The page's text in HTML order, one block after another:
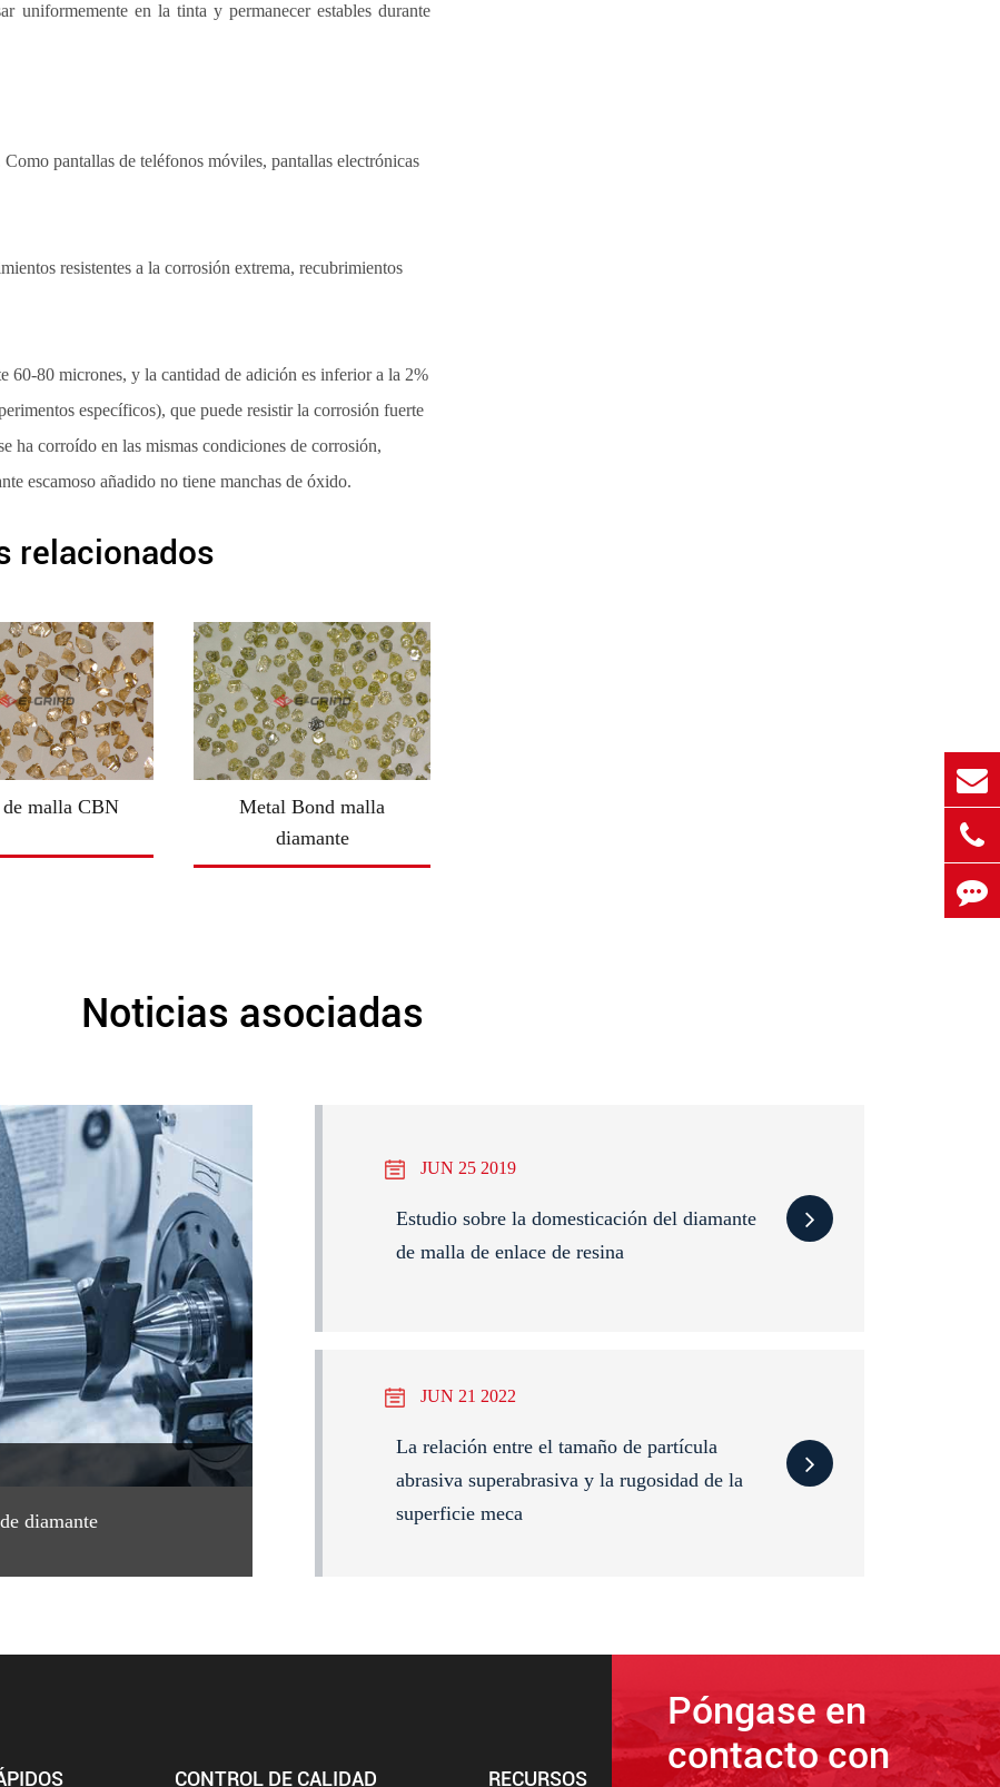
uniformemente en la tinta y permanecer estables durante
pantallas de teléfonos móviles, pantallas electrónicas
resistentes a la corrosión extrema, recubrimientos
60-80 micrones, y la cantidad de adición es inferior a la 2%
específicos), que puede resistir la corrosión fuerte
ha corroído en las mismas condiciones de corrosión,
escamoso añadido no tiene manchas de óxido.
relacionados
malla CBN
Metal Bond malla
diamante
Noticias asociadas
diamante
JUN 25 2019
Estudio sobre la domesticación del diamante
de malla de enlace de resina
JUN 21 2022
La relación entre el tamaño de partícula
abrasiva superabrasiva y la rugosidad de la
superficie meca
CONTROL DE CALIDAD RECURSOS
Póngase en
contacto con